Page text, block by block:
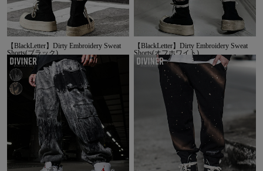
【BlackLetter】Dirty Embroidery Sweat
Shorts(ブラック)
【BlackLetter】Dirty Embroidery Sweat
Shorts(オフホワイト)